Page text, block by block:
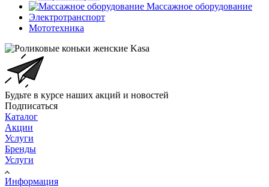
Массажное оборудование
Электротранспорт
Мототехника
Будьте в курсе наших акций и новостей
Подписаться
Каталог
Акции
Услуги
Бренды
Услуги
Информация